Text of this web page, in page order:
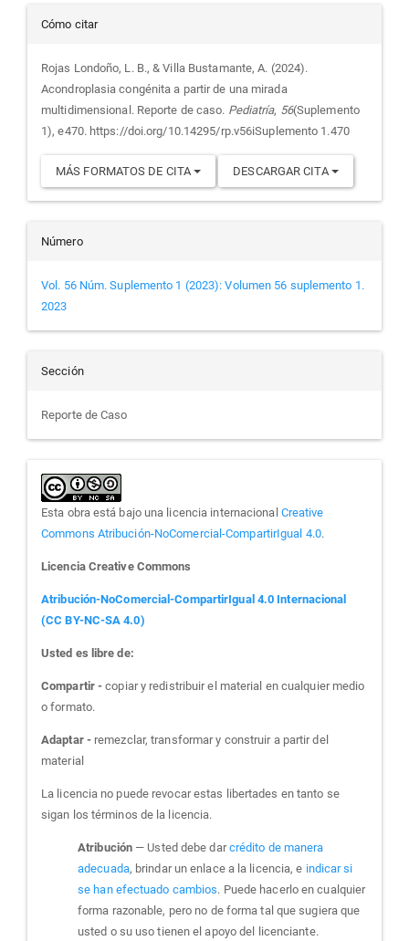
Detalles
del
artículo
Cómo citar
Rojas Londoño, L. B., & Villa Bustamante, A. (2024).
Acondroplasia congénita a partir de una mirada
multidimensional. Reporte de caso. Pediatría, 56(Suplemento
1), e470. https://doi.org/10.14295/rp.v56iSuplemento 1.470
MÁS FORMATOS DE CITA DESCARGAR CITA
Número
Vol. 56 Núm. Suplemento 1 (2023): Volumen 56 suplemento 1.
2023
Sección
Reporte de Caso
Esta obra está bajo una licencia internacional Creative
Commons Atribución-NoComercial-CompartirIgual 4.0.
Licencia Creative Commons
Atribución-NoComercial-CompartirIgual 4.0 Internacional
(CC BY-NC-SA 4.0)
Usted es libre de:
Compartir -copiar y redistribuir el material en cualquier medio
o formato.
Adaptar -remezclar, transformar y construir a partir del
material
La licencia no puede revocar estas libertades en tanto se
sigan los términos de la licencia.
Atribución — Usted debe darcrédito de manera
adecuada, brindar un enlace a la licencia, e indicar si
se han efectuado cambios. Puede hacerlo en cualquier
forma razonable, pero no de forma tal que sugiera que
usted o su uso tienen el apoyo del licenciante.